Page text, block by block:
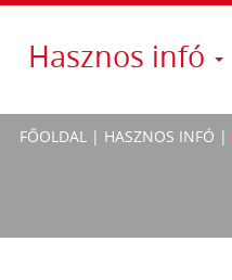
Hasznos infó
FŐOLDAL | HASZNOS INFÓ |